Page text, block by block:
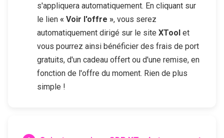
s'appliquera automatiquement. En cliquant sur
le lien « Voir l'offre », vous serez
automatiquement dirigé sur le site XTool et
vous pourrez ainsi bénéficier des frais de port
gratuits, d'un cadeau offert ou d'une remise, en
fonction de l'offre du moment. Rien de plus
simple !